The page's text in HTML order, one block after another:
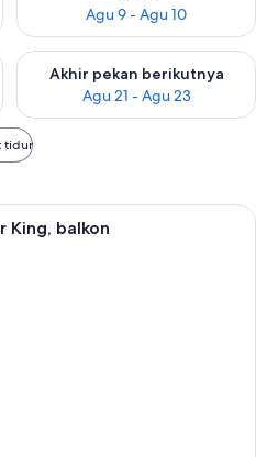
Agu 9 - Agu 10
pekan ini Agu 14 - Agu 16
Akhir pekan berikutnya
Agu 21 - Agu 23
Periksa ketersediaan untuk
tidur
Seprai premium, selimut bulu angsa,
King, balkon